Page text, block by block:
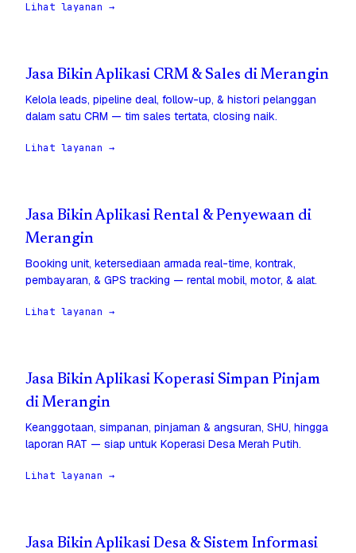
Lihat layanan →
Jasa Bikin Aplikasi CRM & Sales di Merangin
Kelola leads, pipeline deal, follow-up, & histori pelanggan
dalam satu CRM — tim sales tertata, closing naik.
Lihat layanan →
Jasa Bikin Aplikasi Rental & Penyewaan di
Merangin
Booking unit, ketersediaan armada real-time, kontrak,
pembayaran, & GPS tracking — rental mobil, motor, & alat.
Lihat layanan →
Jasa Bikin Aplikasi Koperasi Simpan Pinjam
di Merangin
Keanggotaan, simpanan, pinjaman & angsuran, SHU, hingga
laporan RAT — siap untuk Koperasi Desa Merah Putih.
Lihat layanan →
Jasa Bikin Aplikasi Desa & Sistem Informasi